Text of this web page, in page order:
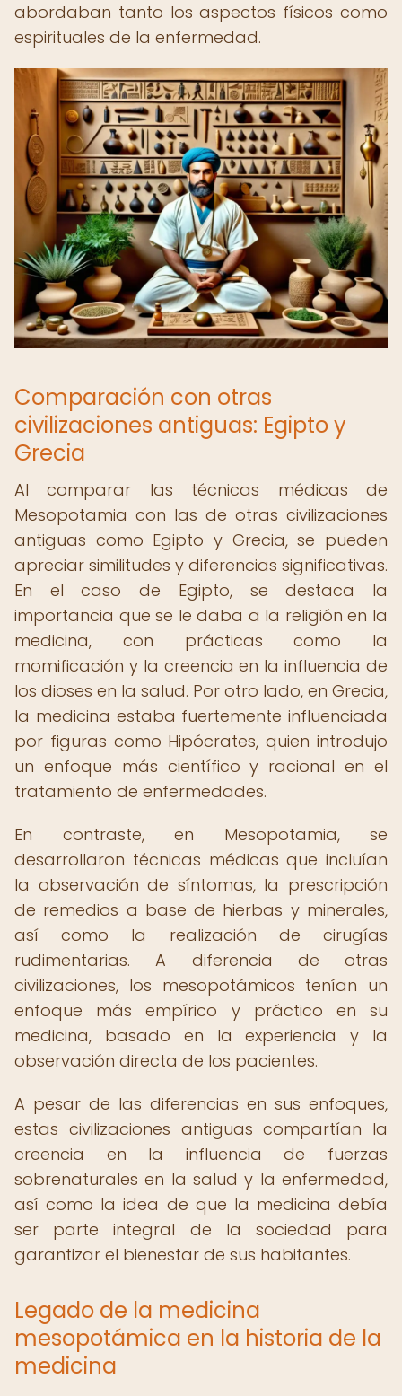
abordaban tanto los aspectos físicos como
espirituales de la enfermedad.
Comparación con otras
civilizaciones antiguas: Egipto y
Grecia
Al comparar las técnicas médicas de
Mesopotamia con las de otras civilizaciones
antiguas como Egipto y Grecia, se pueden
apreciar similitudes y diferencias significativas.
En el caso de Egipto, se destaca la
importancia que se le daba a la religión en la
medicina, con prácticas como la
momificación y la creencia en la influencia de
los dioses en la salud. Por otro lado, en Grecia,
la medicina estaba fuertemente influenciada
por figuras como Hipócrates, quien introdujo
un enfoque más científico y racional en el
tratamiento de enfermedades.
En contraste, en Mesopotamia, se
desarrollaron técnicas médicas que incluían
la observación de síntomas, la prescripción
de remedios a base de hierbas y minerales,
así como la realización de cirugías
rudimentarias. A diferencia de otras
civilizaciones, los mesopotámicos tenían un
enfoque más empírico y práctico en su
medicina, basado en la experiencia y la
observación directa de los pacientes.
A pesar de las diferencias en sus enfoques,
estas civilizaciones antiguas compartían la
creencia en la influencia de fuerzas
sobrenaturales en la salud y la enfermedad,
así como la idea de que la medicina debía
ser parte integral de la sociedad para
garantizar el bienestar de sus habitantes.
Legado de la medicina
mesopotámica en la historia de la
medicina